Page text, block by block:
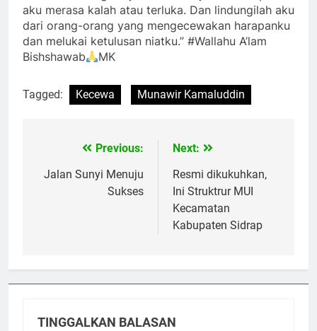
aku merasa kalah atau terluka. Dan lindungilah aku
dari orang-orang yang mengecewakan harapanku
dan melukai ketulusan niatku.” #Wallahu A’lam
Bishshawab
MK
Tagged: Kecewa Munawir Kamaluddin
Navigasi
pos
Previous:
Jalan Sunyi Menuju
Sukses
Next:
Resmi dikukuhkan,
Ini Struktrur MUI
Kecamatan
Kabupaten Sidrap
TINGGALKAN BALASAN